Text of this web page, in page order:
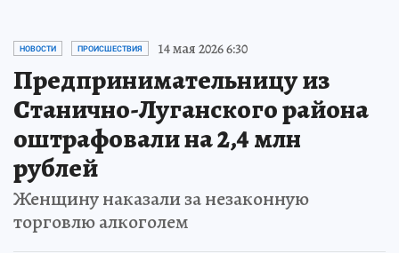
НОВОСТИ ПРОИСШЕСТВИЯ 14 мая 2026 6:30
Предпринимательницу из
Станично-Луганского района
оштрафовали на 2,4 млн
рублей
Женщину наказали за незаконную
торговлю алкоголем